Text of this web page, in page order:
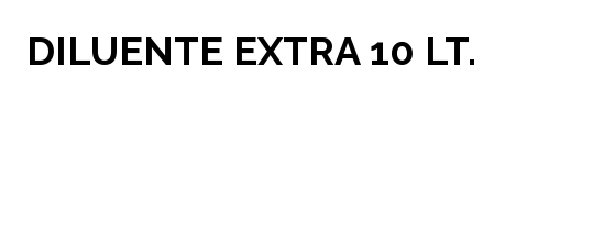
DILUENTE EXTRA 10 LT.